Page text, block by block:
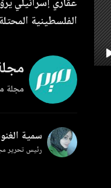
عقاري إسرائيلي
الفلسطينية
مجلة
سمية
رئيس تحرير